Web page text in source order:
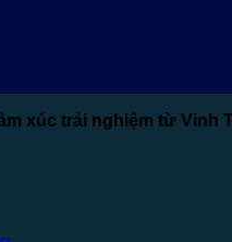
xúc trải nghiệm từ Vinh